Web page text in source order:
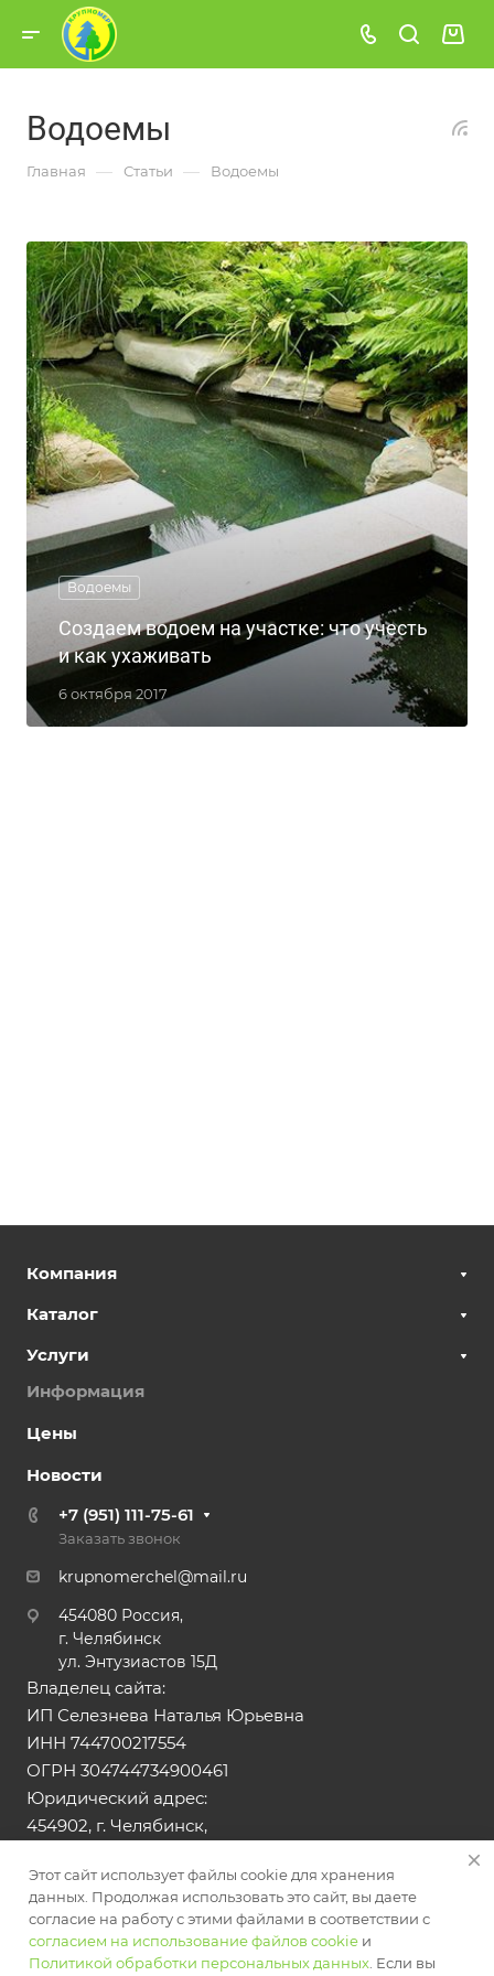
Водоемы
Главная — Статьи — Водоемы
Водоемы
6 октября 2017
Создаем водоем на участке: что учесть
и как ухаживать
Компания
Каталог
Услуги
Информация
Цены
Новости
+7 (951) 111-75-61
Заказать звонок
krupnomerchel@mail.ru
454080 Россия,
г. Челябинск
ул. Энтузиастов 15Д
Владелец сайта:
ИП Селезнева Наталья Юрьевна
ИНН 744700217554
ОГРН 304744734900461
Юридический адрес:
454902, г. Челябинск,
© 2026 Все права защищены. Сайт носит
информационный характер и не является публичной
офертой
Этот сайт использует файлы cookie для хранения
данных. Продолжая использовать это сайт, вы даете
согласие на работу с этими файлами в соответствии с
согласием на использование файлов cookie и
Политикой обработки персональных данных . Если вы